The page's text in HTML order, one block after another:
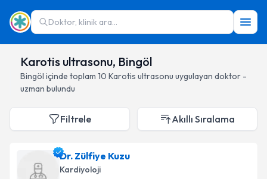
Doktor, klinik ara...
Karotis ultrasonu, Bingöl
Bingöl içinde toplam 10 Karotis ultrasonu uygulayan doktor -
uzman bulundu
Filtrele Akıllı Sıralama
Dr. Zülfiye Kuzu
Kardiyoloji